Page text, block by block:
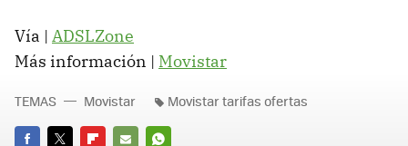
Vía | ADSLZone
Más información | Movistar
TEMAS Movistar Movistar tarifas ofertas